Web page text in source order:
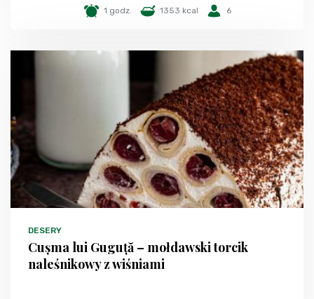
1 godz. 1353 kcal 6
DESERY
Cușma lui Guguță – mołdawski torcik
naleśnikowy z wiśniami